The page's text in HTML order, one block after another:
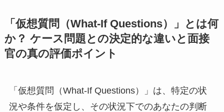
「仮想質問（What-If Questions）」とは何
か？ ケース問題との決定的な違いと面接
官の真の評価ポイント
「仮想質問（What-If Questions）」は、特定の状
況や条件を仮定し、その状況下でのあなたの判断